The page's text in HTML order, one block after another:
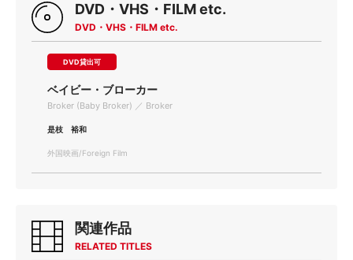
DVD・VHS・FILM etc.
DVD・VHS・FILM etc.
DVD貸出可
ベイビー・ブローカー
Broker (Baby Broker) ／ Broker
是枝 裕和
外国映画/Foreign Film
関連作品
RELATED TITLES